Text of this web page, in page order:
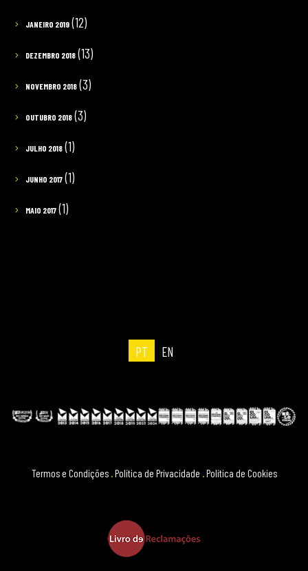
JANEIRO 2019(12)
DEZEMBRO 2018(13)
NOVEMBRO 2018(3)
OUTUBRO 2018(3)
JULHO 2018(1)
JUNHO 2017(1)
MAIO 2017(1)
PT EN
Termos e Condições .Política de Privacidade .Política de Cookies